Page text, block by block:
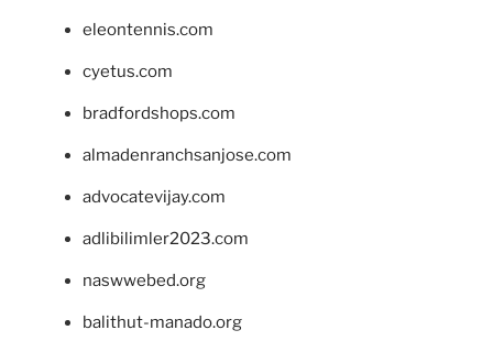
eleontennis.com
cyetus.com
bradfordshops.com
almadenranchsanjose.com
advocatevijay.com
adlibilimler2023.com
naswwebed.org
balithut-manado.org